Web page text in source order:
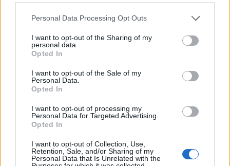
Please note that this website/app uses one or more Google
not limited to your visit or usage behaviour. You may click to
grant or deny consent to Google and its third-party tags to
use your data for below specified purposes in below Google
consent section.
Personal Data Processing Opt Outs
I want to opt-out of the Sharing of my
personal data.
Opted In
I want to opt-out of the Sale of my
Personal Data.
Opted In
I want to opt-out of processing my
Personal Data for Targeted Advertising.
Opted In
I want to opt-out of Collection, Use,
Retention, Sale, and/or Sharing of my
Personal Data that Is Unrelated with the